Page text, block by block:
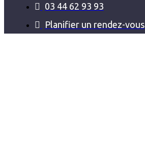
03 44 62 93 93
Planifier un rendez-vous